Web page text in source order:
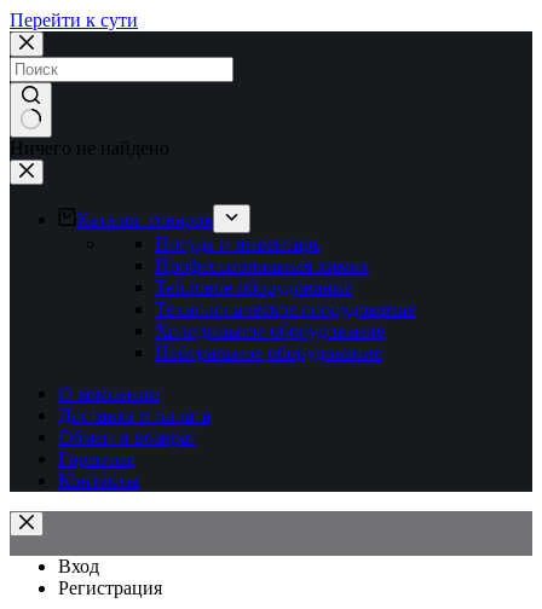
Перейти к сути
Ничего не найдено
Каталог товаров
Посуда и инвентарь
Профессиональная химия
Тепловое оборудование
Технологическое оборудование
Холодильное оборудование
Нейтральное оборудование
О компании
Доставка и оплата
Обмен и возврат
Гарантия
Контакты
Вход
Регистрация